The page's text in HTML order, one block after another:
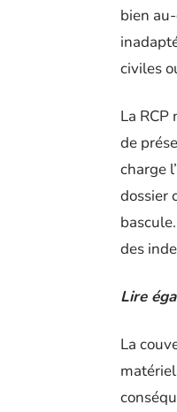
bien
civiles
La
de
charge
dossier
des
Lire
La